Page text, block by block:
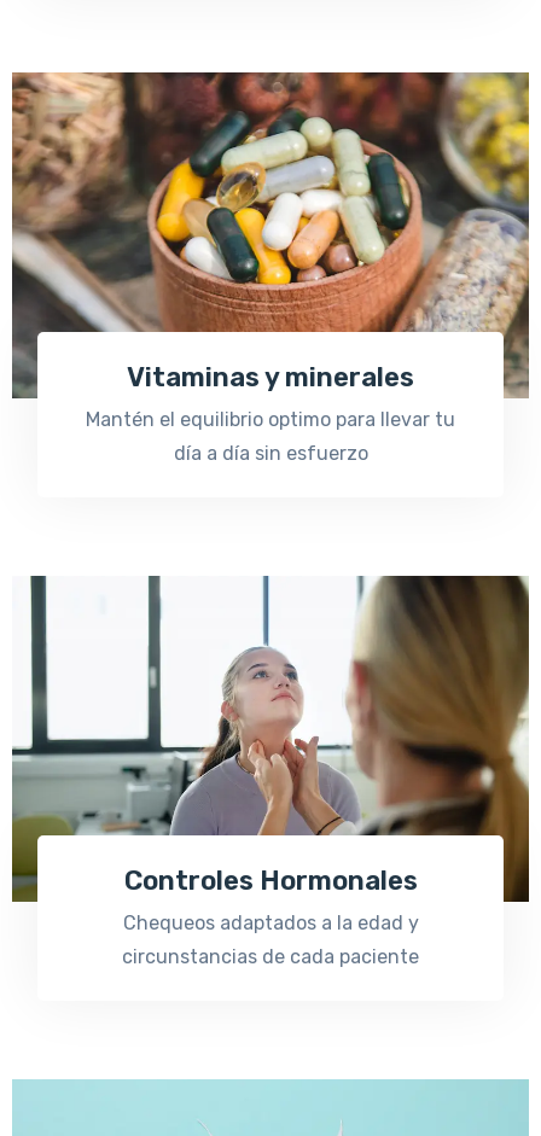
Vitaminas y minerales
Mantén el equilibrio optimo para llevar tu
día a día sin esfuerzo
Controles Hormonales
Chequeos adaptados a la edad y
circunstancias de cada paciente